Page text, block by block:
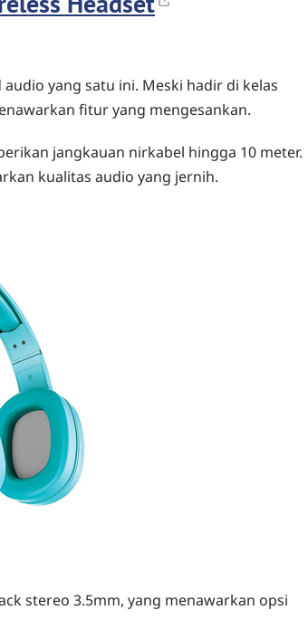
yang satu ini. Meski hadir di kelas
fitur yang mengesankan.
jangkauan nirkabel hingga 10 meter.
kualitas audio yang jernih.
stereo 3.5mm, yang menawarkan opsi